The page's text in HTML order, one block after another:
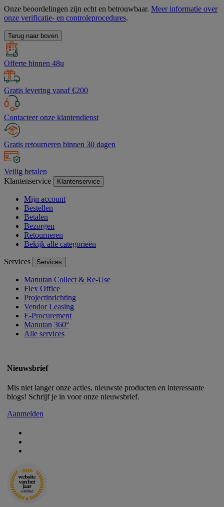
Onze beoordelingen zijn echt en betrouwbaar. Meer informatie over
onze verificatie- en controleprocedures.
Terug naar boven
Offerte binnen 48u
Gratis levering vanaf €200
Contacteer onze klantendienst
Gratis retourneren binnen 30 dagen
Veilig betalen
Klantenservice
Klantenservice
Mijn account
Bestellen
Betalen
Bezorgen
Retourneren
Bekijk alle categorieën
Services Services
Manutan Collect & Re-Use
Flex Office
Projectinrichting
Vendor Leasing
E-Procurement
Manutan 360°
Alle services
Nieuwsbrief
Mis niet langer onze acties, nieuwste producten en interessante
blogs! Schrijf je in voor onze nieuwsbrief.
Aanmelden